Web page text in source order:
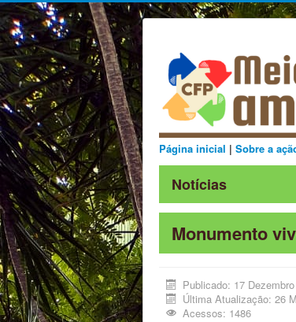
Página inicial | Sobre a
Notícias
Monumento
Publicado: 17
Última Atualização: 26
Acessos: 1486